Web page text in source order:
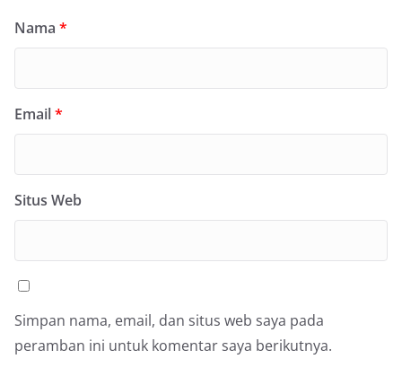
Nama *
Email*
Situs Web
Simpan nama, email, dan situs web saya pada
peramban ini untuk komentar saya berikutnya.